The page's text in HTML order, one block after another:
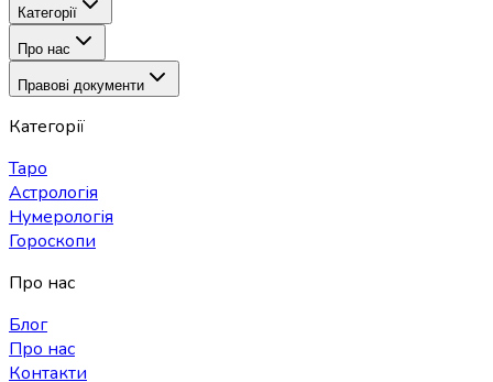
Категорії
Про нас
Правові документи
Категорії
Таро
Астрологія
Нумерологія
Гороскопи
Про нас
Блог
Про нас
Контакти